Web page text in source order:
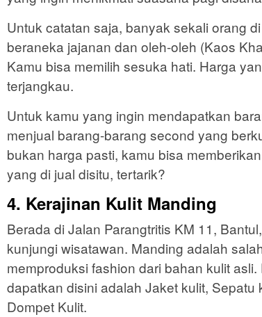
Untuk catatan saja, banyak sekali orang
beraneka jajanan dan oleh-oleh (Kaos
Kamu bisa memilih sesuka hati. Harga
terjangkau.
Untuk kamu yang ingin mendapatkan
menjual barang-barang second yang
bukan harga pasti, kamu bisa
yang di jual disitu, tertarik?
4. Kerajinan Kulit Manding
Berada di Jalan Parangtritis KM 11,
kunjungi wisatawan. Manding adalah
memproduksi fashion dari bahan kulit
dapatkan disini adalah Jaket kulit, Sepatu
Dompet Kulit.